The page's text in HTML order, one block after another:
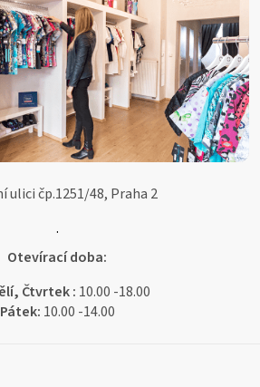
ulici čp.1251/48, Praha 2
.
Otevírací doba:
Čtvrtek : 10.00 -18.00
Pátek: 10.00 -14.00